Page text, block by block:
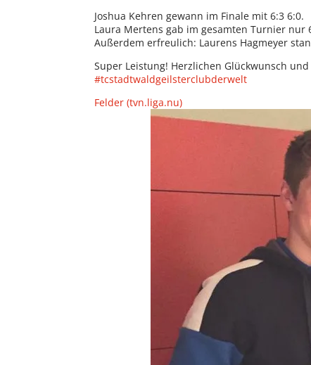
Joshua Kehren gewann im Finale mit 6:3 6:0.
Laura Mertens gab im gesamten Turnier nur
Außerdem erfreulich: Laurens Hagmeyer
Super Leistung! Herzlichen Glückwunsch
#tcstadtwaldgeilsterclubderwelt
Felder (tvn.liga.nu)